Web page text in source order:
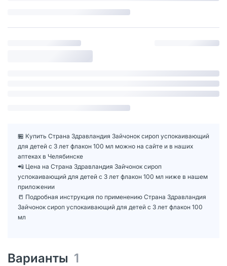
🏪 Купить Страна Здравландия Зайчонок сироп успокаивающий
для детей с 3 лет флакон 100 мл можно на сайте и в наших
аптеках в Челябинске
📲 Цена на Страна Здравландия Зайчонок сироп
успокаивающий для детей с 3 лет флакон 100 мл ниже в нашем
приложении
📒 Подробная инструкция по применению Страна Здравландия
Зайчонок сироп успокаивающий для детей с 3 лет флакон 100
мл
Варианты 1